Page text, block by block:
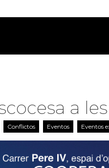
a
Conflictos Eventos Eventos